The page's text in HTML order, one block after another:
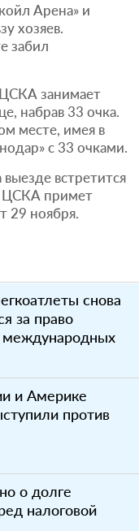
Арена» и
хозяев.
забил
занимает
набрав 33 очка.
месте, имея в
с 33 очками.
встретится
ЦСКА примет
29 ноября.
снова
за право
международных
и Америке
против
о долге
налоговой